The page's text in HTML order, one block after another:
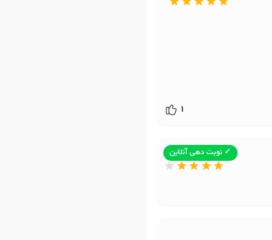
1
✓ نوبت دهی آنلاین